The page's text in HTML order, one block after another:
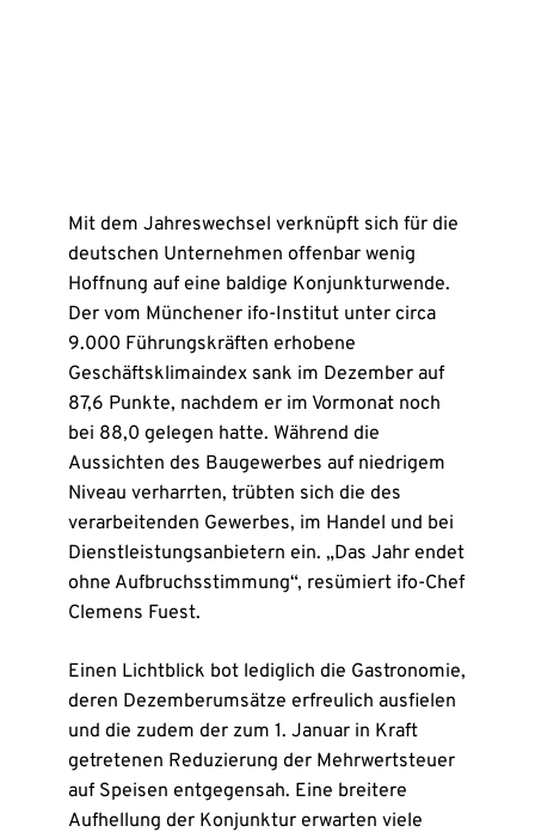
Mit dem Jahreswechsel verknüpft sich für die
deutschen Unternehmen offenbar wenig
Hoffnung auf eine baldige Konjunkturwende.
Der vom Münchener ifo-Institut unter circa
9.000 Führungskräften erhobene
Geschäftsklimaindex sank im Dezember auf
87,6 Punkte, nachdem er im Vormonat noch
bei 88,0 gelegen hatte. Während die
Aussichten des Baugewerbes auf niedrigem
Niveau verharrten, trübten sich die des
verarbeitenden Gewerbes, im Handel und bei
Dienstleistungsanbietern ein. „Das Jahr endet
ohne Aufbruchsstimmung“, resümiert ifo-Chef
Clemens Fuest.
Einen Lichtblick bot lediglich die Gastronomie,
deren Dezemberumsätze erfreulich ausfielen
und die zudem der zum 1. Januar in Kraft
getretenen Reduzierung der Mehrwertsteuer
auf Speisen entgegensah. Eine breitere
Aufhellung der Konjunktur erwarten viele